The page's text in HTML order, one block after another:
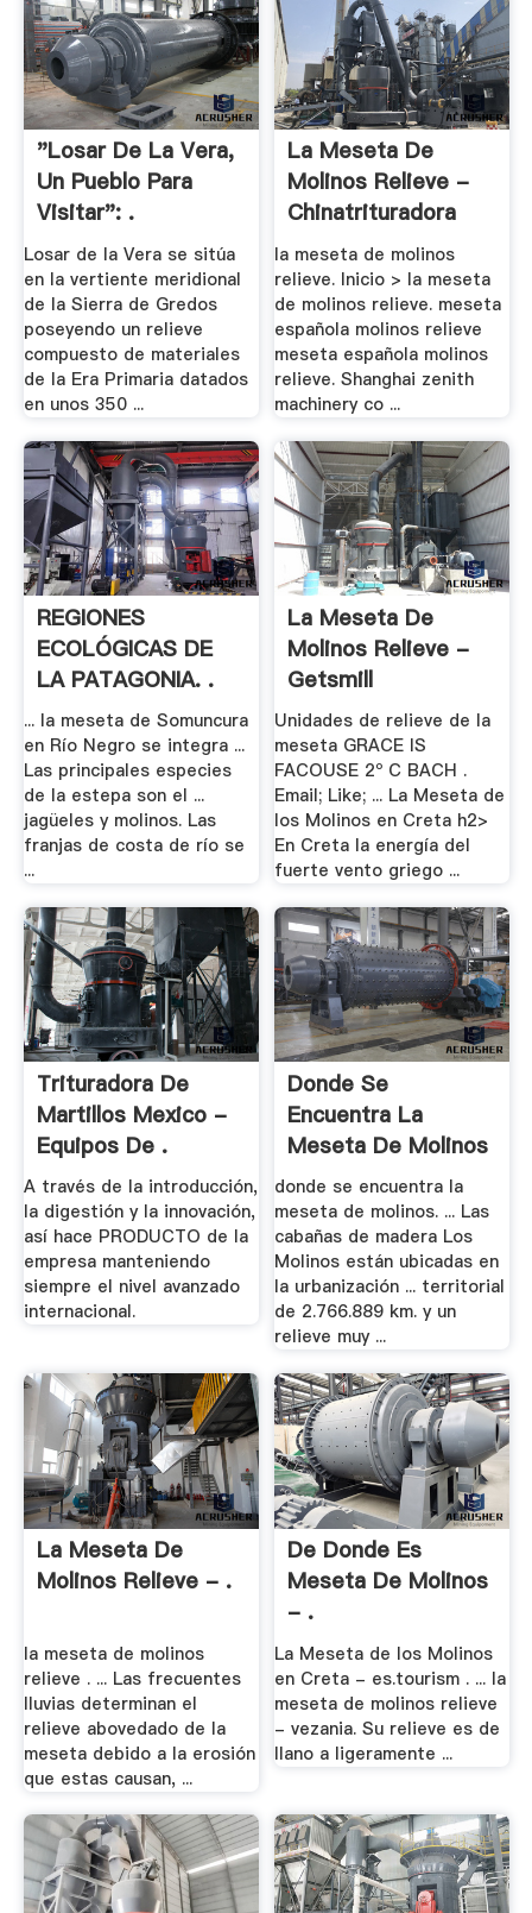
"Losar De La Vera,
Un Pueblo Para
Visitar": .
Losar de la Vera se sitúa
en la vertiente meridional
de la Sierra de Gredos
poseyendo un relieve
compuesto de materiales
de la Era Primaria datados
en unos 350 ...
La Meseta De
Molinos Relieve -
Chinatrituradora
la meseta de molinos
relieve. Inicio > la meseta
de molinos relieve. meseta
española molinos relieve
meseta española molinos
relieve. Shanghai zenith
machinery co ...
REGIONES
ECOLÓGICAS DE
LA PATAGONIA. .
... la meseta de Somuncura
en Río Negro se integra ...
Las principales especies
de la estepa son el ...
jagüeles y molinos. Las
franjas de costa de río se
...
La Meseta De
Molinos Relieve -
Getsmill
Unidades de relieve de la
meseta GRACE IS
FACOUSE 2º C BACH .
Email; Like; ... La Meseta de
los Molinos en Creta h2>
En Creta la energía del
fuerte vento griego ...
Trituradora De
Martillos Mexico -
Equipos De .
A través de la introducción,
la digestión y la innovación,
así hace PRODUCTO de la
empresa manteniendo
siempre el nivel avanzado
internacional.
Donde Se
Encuentra La
Meseta De Molinos
- .
donde se encuentra la
meseta de molinos. ... Las
cabañas de madera Los
Molinos están ubicadas en
la urbanización ... territorial
de 2.766.889 km. y un
relieve muy ...
La Meseta De
Molinos Relieve - .
la meseta de molinos
relieve . ... Las frecuentes
lluvias determinan el
relieve abovedado de la
meseta debido a la erosión
que estas causan, ...
De Donde Es
Meseta De Molinos
- .
La Meseta de los Molinos
en Creta - es.tourism . ... la
meseta de molinos relieve
- vezania. Su relieve es de
llano a ligeramente ...